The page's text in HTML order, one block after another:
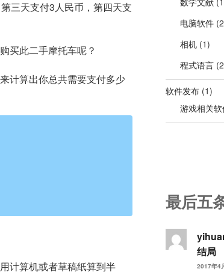
三天支付3人民币，第四天支
买此二手摩托车呢？
计算出你总共需要支付多少
计算机或者草稿纸算到半
电脑软件
相机(1)
程式语言
软件发布(1)
游戏相关软
最后五
结局
2017年4